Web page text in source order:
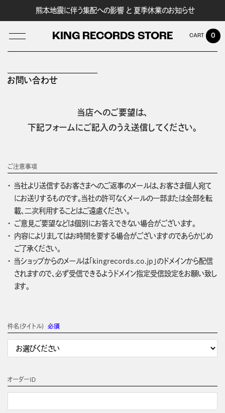
熊本地震に伴う集配への影響 と 夏季休業のお知らせ
KING RECORDS STORE 0
お問い合わせ
当店へのご要望は、
下記フォームにご記入のうえ送信してください。
ご注意事項
当社より送信するお客さまへのご返事のメールは、お客さま個人宛て
にお送りするものです。当社の許可なくメールの一部または全部を転
載、二次利用することはご遠慮ください。
ご意見ご要望などは個別にお答えできない場合がございます。
内容によりましてはお時間を要する場合がございますのであらかじめ
ご了承ください。
当ショップからのメールは「kingrecords.co.jp」のドメインから配信
されますので、必ず受信できるようドメイン指定受信設定をお願い致し
ます。
件名(タイトル) 必須
オーダーＩＤ